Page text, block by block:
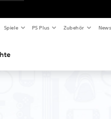
Spiele PS Plus Zubehör News